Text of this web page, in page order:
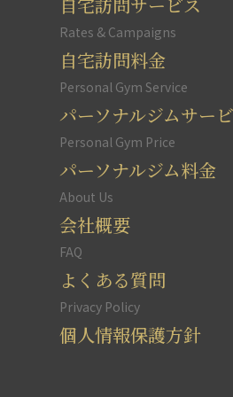
ラ
ン
等
を
通
じ
て
約、
ご
明
Rates & Campaigns
自宅訪問料金
Personal Gym Service
パーソナルジムサー
Personal Gym Price
パーソナルジム料金
About Us
会社概要
FAQ
よくある質問
Privacy Policy
個人情報保護方針